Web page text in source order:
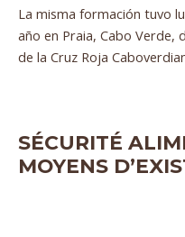
La misma formación tuvo
año en Praia, Cabo
de la Cruz Roja
SÉCURITÉ
MOYENS